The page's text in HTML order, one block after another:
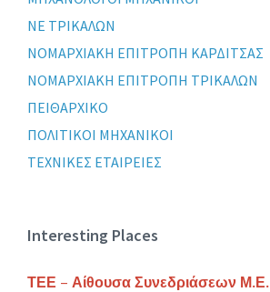
ΝΕ ΤΡΙΚΑΛΩΝ
ΝΟΜΑΡΧΙΑΚΗ ΕΠΙΤΡΟΠΗ ΚΑΡΔΙΤΣΑΣ
ΝΟΜΑΡΧΙΑΚΗ ΕΠΙΤΡΟΠΗ ΤΡΙΚΑΛΩΝ
ΠΕΙΘΑΡΧΙΚΟ
ΠΟΛΙΤΙΚΟΙ ΜΗΧΑΝΙΚΟΙ
ΤΕΧΝΙΚΕΣ ΕΤΑΙΡΕΙΕΣ
Interesting Places
ΤΕΕ – Αίθουσα Συνεδριάσεων Μ.Ε.